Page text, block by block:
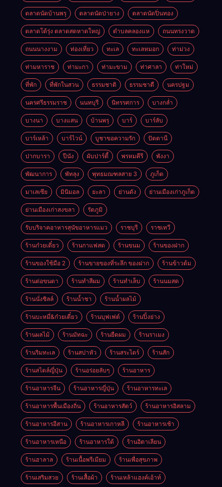
ตลาดนัดบ้านพรุ ตลาดนัดป่ายาง ตลาดนัดปิ่นทอง
ตลาดโต้รุ่ง ตลาดสดหาดใหญ่ ตำบลคลองแห ถนนทรงวาด
ถนนนางงาม ท่องเที่ยว ทะเล ทะเลหมอก ท่าม่วง
ท่ามหาราช ท่ามะกา ท่ามะขาม ท่าศาลา ท่าใหม่
ที่พัก ที่พักในสวน ธรรมชาติ ธรรมชาตื นครปฐม
นครศรีธรรมราช นนทบุรี นิทรรศการ บางกล่ำ
บางนา บางแสน บ้านพรุ บาร์ บาร์ลับ
บาร์เหล้า บาร์ไวน์ บูชาขอความรัก ปัตตานี
ปากบารา ปีนัง ผับปาร์ตี้ พรหมคีรี พังงา
พัฒนาการ พัทลุง พุทธมณฑลสาย 3 ภูเก็ต
มาเลเซีย มินิมอล ยะลา ย่านดัง ย่านเมืองเก่าภูเก็ต
ย่านเมืองเก่าสงขลา รัตภูมิ
รับบริจาคอาหารสุนัขอาหารแมว ราชบุรี ราชเทวี
ร้านก๋วยเตี๋ยว ร้านกาแฟสด ร้านขนม ร้านของฝาก
ร้านของใช้มือ 2 ร้านขายของที่ระลึก ของฝาก ร้านข้าวต้ม
ร้านต่อขนตา ร้านทำสีผม ร้านทำเล็บ ร้านนมสด
ร้านนั่งชิลล์ ร้านน้ำชา ร้านน้ำผลไม้
ร้านบะหมี่&ก๋วยเตี๋ยว ร้านบุฟเฟต์ ร้านปิ้งย่าง
ร้านผลไม้ ร้านมัทฉะ ร้านยืดผม ร้านราเมง
ร้านริมทะเล ร้านสปาหัว ร้านสระไดร์ ร้านสัก
ร้านสไตล์ญี่ปุ่น ร้านอร่อยลับๆ ร้านอาหาร
ร้านอาหารจีน ร้านอาหารญี่ปุ่น ร้านอาหารทะเล
ร้านอาหารพื้นเมืองถิ่น ร้านอาหารสัตว์ ร้านอาหารอิสลาม
ร้านอาหารอีสาน ร้านอาหารเกาหลี ร้านอาหารเช้า
ร้านอาหารเหนือ ร้านอาหารใต้ ร้านอิตาเลียน
ร้านฮาลาล ร้านเนื้อพรีเมียม ร้านเพื่อสุขภาพ
ร้านเสริมสวย ร้านเสื้อผ้า ร้านเหล้าแฮงค์เอ้าท์